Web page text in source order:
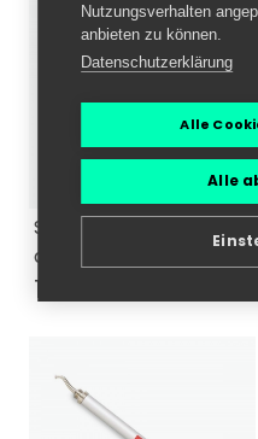
Nutzungsverhalten
anbieten zu können.
Datenschutzerklärung
Alle
Alle
Select Luftdruckprüfer
analog, schwarz
13,70 €